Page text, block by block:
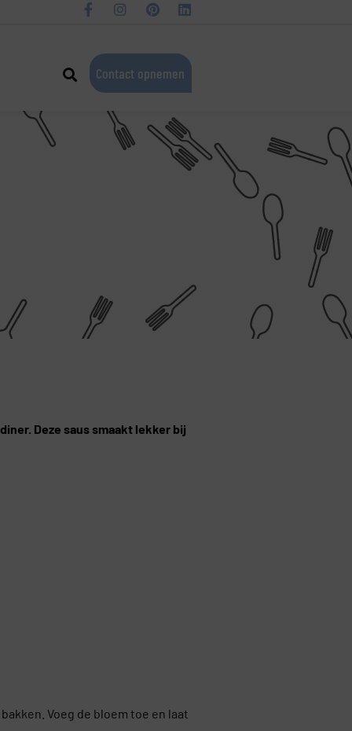
Contact opnemen
Deze saus smaakt lekker bij
Voeg de bloem toe en laat